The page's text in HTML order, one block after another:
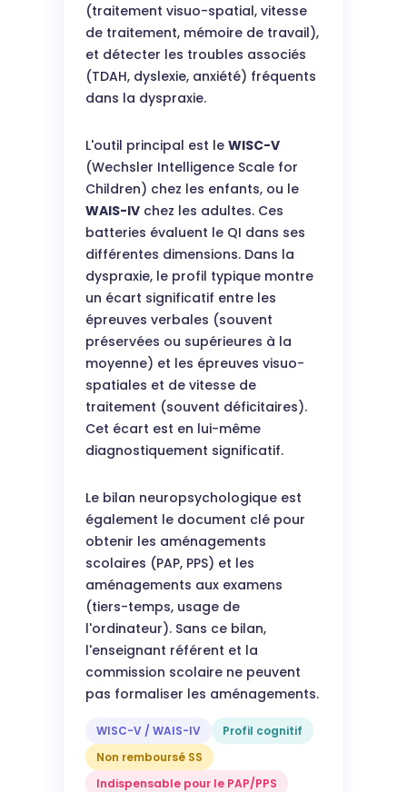
(traitement visuo-spatial, vitesse
de traitement, mémoire de travail),
et détecter les troubles associés
(TDAH, dyslexie, anxiété) fréquents
dans la dyspraxie.
L'outil principal est le WISC-V
(Wechsler Intelligence Scale for
Children) chez les enfants, ou le
WAIS-IVchez les adultes. Ces
batteries évaluent le QI dans ses
différentes dimensions. Dans la
dyspraxie, le profil typique montre
un écart significatif entre les
épreuves verbales (souvent
préservées ou supérieures à la
moyenne) et les épreuves visuo-
spatiales et de vitesse de
traitement (souvent déficitaires).
Cet écart est en lui-même
diagnostiquement significatif.
Le bilan neuropsychologique est
également le document clé pour
obtenir les aménagements
scolaires (PAP, PPS) et les
aménagements aux examens
(tiers-temps, usage de
l'ordinateur). Sans ce bilan,
l'enseignant référent et la
commission scolaire ne peuvent
pas formaliser les aménagements.
WISC-V / WAIS-IV
Profil cognitif
Non remboursé SS
Indispensable pour le PAP/PPS